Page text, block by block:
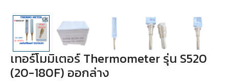
เทอร์โมมิเตอร์ Thermometer รุ่น S520
(20-180F) ออกล่าง